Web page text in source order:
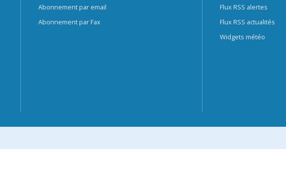
Abonnement par email
Abonnement par Fax
Flux RSS alertes
Flux RSS actualités
Widgets météo